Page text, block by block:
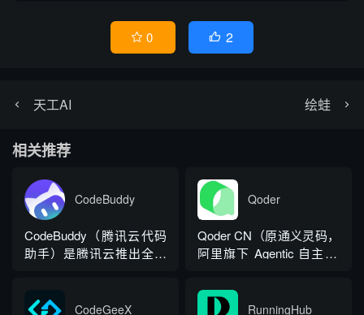
 0  2
天工AI 绘蛙
相关推荐
CodeBuddy
CodeBuddy（腾讯云代码
助手）是腾讯云推出全流
令行三端产品形态，依托
Qoder
Qoder CN（原通义灵码，
阿里旗下 Agentic 自主 AI
qoder.com.cn），定位面
向真实软件开发的全链路
CodeGeeX RunningHub